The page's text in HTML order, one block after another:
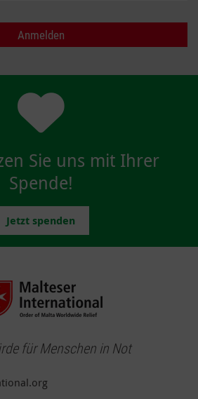
Sie uns mit Ihrer
Spende!
Jetzt spenden
für Menschen in Not